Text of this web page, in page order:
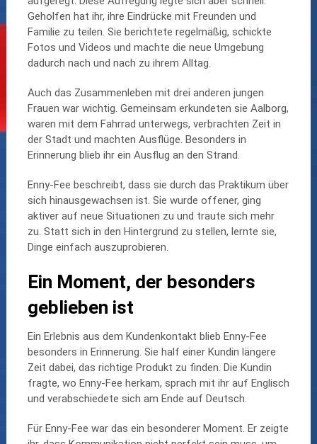
Geholfen hat ihr, ihre Eindrücke mit Freunden und
Familie zu teilen. Sie berichtete regelmäßig, schickte
Fotos und Videos und machte die neue Umgebung
dadurch nach und nach zu ihrem Alltag.
Auch das Zusammenleben mit drei anderen jungen
Frauen war wichtig. Gemeinsam erkundeten sie Aalborg,
waren mit dem Fahrrad unterwegs, verbrachten Zeit in
der Stadt und machten Ausflüge. Besonders in
Erinnerung blieb ihr ein Ausflug an den Strand.
Enny-Fee beschreibt, dass sie durch das Praktikum über
sich hinausgewachsen ist. Sie wurde offener, ging
aktiver auf neue Situationen zu und traute sich mehr
zu. Statt sich in den Hintergrund zu stellen, lernte sie,
Dinge einfach auszuprobieren.
Ein Moment, der besonders
geblieben ist
Ein Erlebnis aus dem Kundenkontakt blieb Enny-Fee
besonders in Erinnerung. Sie half einer Kundin längere
Zeit dabei, das richtige Produkt zu finden. Die Kundin
fragte, wo Enny-Fee herkam, sprach mit ihr auf Englisch
und verabschiedete sich am Ende auf Deutsch.
Für Enny-Fee war das ein besonderer Moment. Er zeigte